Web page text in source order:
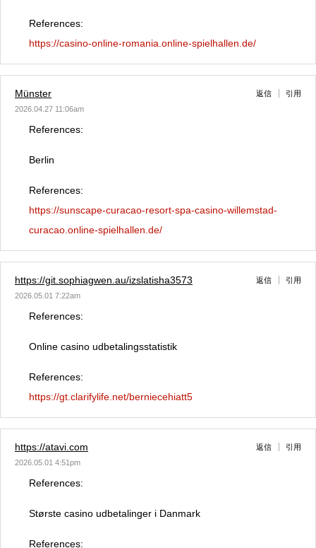
References:
https://casino-online-romania.online-spielhallen.de/
Münster
2026.04.27 11:06am
返信 引用
References:
Berlin
References:
https://sunscape-curacao-resort-spa-casino-willemstad-
curacao.online-spielhallen.de/
https://git.sophiagwen.au/izslatisha3573
2026.05.01 7:22am
返信 引用
References:
Online casino udbetalingsstatistik
References:
https://gt.clarifylife.net/berniecehiatt5
https://atavi.com
2026.05.01 4:51pm
返信 引用
References:
Største casino udbetalinger i Danmark
References: